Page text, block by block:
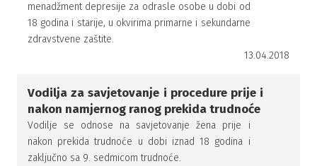
menadžment depresije za odrasle osobe u dobi od
18 godina i starije, u okvirima primarne i sekundarne
zdravstvene zaštite.
13.04.2018
Vodilja za savjetovanje i procedure prije i
nakon namjernog ranog prekida trudnoće
Vodilje se odnose na savjetovanje žena prije i
nakon prekida trudnoće u dobi iznad 18 godina i
zaključno sa 9. sedmicom trudnoće.